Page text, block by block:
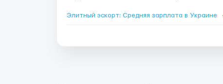
Элитный эскорт: Средняя зарплата в Украине